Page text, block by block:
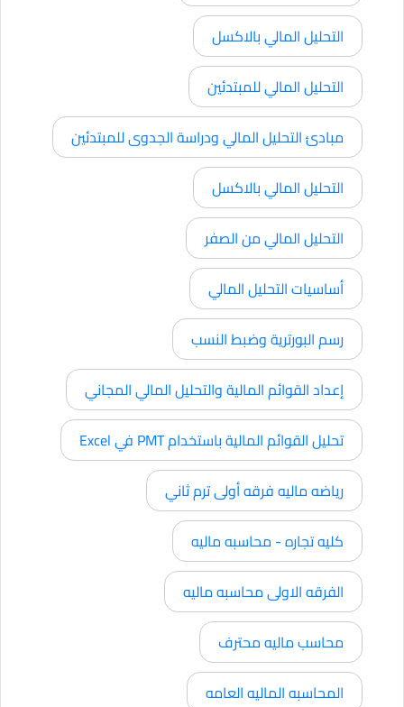
التحليل المالي بالاكسل
التحليل المالي للمبتدئين
مبادئ التحليل المالي ودراسة الجدوى للمبتدئين
التحليل المالي بالاكسل
التحليل المالي من الصفر
أساسيات التحليل المالي
رسم البورترية وضبط النسب
إعداد القوائم المالية والتحليل المالي المجاني
تحليل القوائم المالية باستخدام PMT في Excel
رياضه ماليه فرقه أولى ترم ثاني
كليه تجاره - محاسبه ماليه
الفرقه الاولى محاسبه ماليه
محاسب ماليه محترف
المحاسبه الماليه العامه